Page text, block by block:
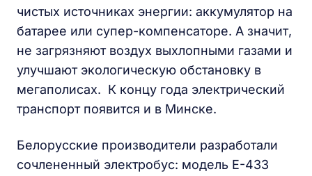
чистых источниках энергии: аккумулятор на
батарее или супер-компенсаторе. А значит,
не загрязняют воздух выхлопными газами и
улучшают экологическую обстановку в
мегаполисах. К концу года электрический
транспорт появится и в Минске.
Белорусские производители разработали
сочлененный электробус: модель Е-433